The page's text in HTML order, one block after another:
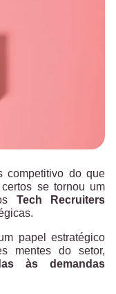
competitivo do que
se tornou um
Tech Recruiters
papel estratégico
mentes do setor,
às demandas